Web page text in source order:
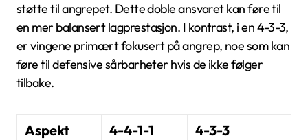
støtte til angrepet. Dette doble ansvaret kan føre til
en mer balansert lagprestasjon. I kontrast, i en 4-3-3,
er vingene primært fokusert på angrep, noe som kan
føre til defensive sårbarheter hvis de ikke følger
tilbake.
Aspekt 4-4-1-1 4-3-3